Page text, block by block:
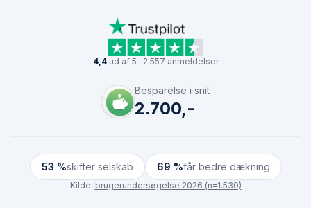
4,4ud af 5 · 2.557 anmeldelser
Besparelse i snit
2.700,-
53 %skifter selskab 69 %får bedre dækning
Kilde: brugerundersøgelse 2026 (n=1.530)